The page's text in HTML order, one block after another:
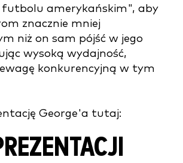
futbolu amerykańskim", aby
znacznie mniej
niż on sam pójść w jego
wysoką wydajność,
konkurencyjną w tym
George'a tutaj: